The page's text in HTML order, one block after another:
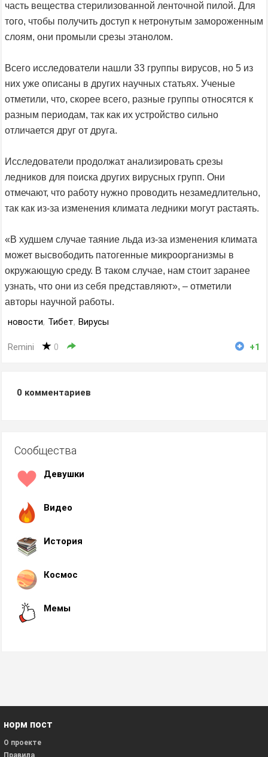
часть вещества стерилизованной ленточной пилой. Для
того, чтобы получить доступ к нетронутым замороженным
слоям, они промыли срезы этанолом.
Всего исследователи нашли 33 группы вирусов, но 5 из
них уже описаны в других научных статьях. Ученые
отметили, что, скорее всего, разные группы относятся к
разным периодам, так как их устройство сильно
отличается друг от друга.
Исследователи продолжат анализировать срезы
ледников для поиска других вирусных групп. Они
отмечают, что работу нужно проводить незамедлительно,
так как из-за изменения климата ледники могут растаять.
«В худшем случае таяние льда из-за изменения климата
может высвободить патогенные микроорганизмы в
окружающую среду. В таком случае, нам стоит заранее
узнать, что они из себя представляют», – отметили
авторы научной работы.
новости, Тибет, Вирусы
Remini 0 +1
0 комментариев
Сообщества
Девушки
Видео
История
Космос
Мемы
норм пост
О проекте